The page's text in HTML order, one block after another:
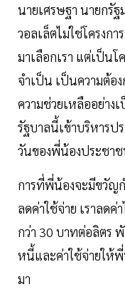
นายเศรษฐา นายกรัฐ
วอลเล็ตไม่ใช่โครงก
มาเลือกเรา แต่เป็นโ
จำเป็น เป็นความต้อ
ความช่วยเหลืออย่าง
รัฐบาลนี้เข้าบริหารป
วันของพี่น้องประชา
การที่พี่น้องจะมีขวัญก
ลดค่าใช้จ่าย เราลด
กว่า 30 บาทต่อลิตร
หนี้และค่าใช้จ่ายให้
มา